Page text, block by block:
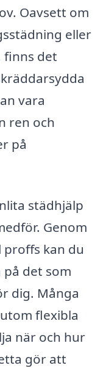
Oavsett om
eller
finns det
vara
ren och
på
städhjälp
Genom
kan du
det som
dig. Många
flexibla
när och hur
gör att